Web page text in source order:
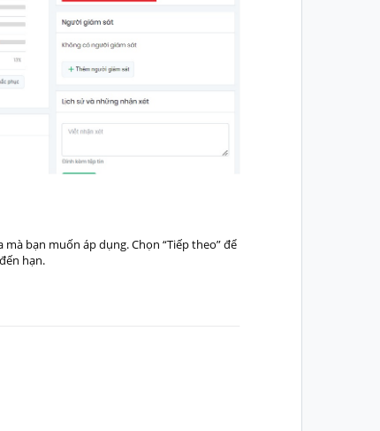
bạn muốn áp dụng. Chọn “Tiếp theo” để
hạn.